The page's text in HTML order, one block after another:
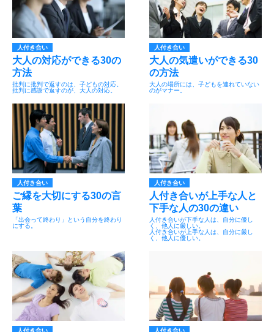
人付き合い
大人の対応ができる30の
方法
批判に批判で返すのは、子どもの対応。
批判に感謝で返すのが、大人の対応。
人付き合い
大人の気遣いができる30
の方法
大人の場所には、子どもを連れていない
のがマナー。
人付き合い
ご縁を大切にする30の言
葉
「出会って終わり」という自分を終わり
にする。
人付き合い
人付き合いが上手な人と
下手な人の30の違い
人付き合いが下手な人は、自分に優し
く、他人に厳しい。
人付き合いが上手な人は、自分に厳し
く、他人に優しい。
人付き合い 人付き合い